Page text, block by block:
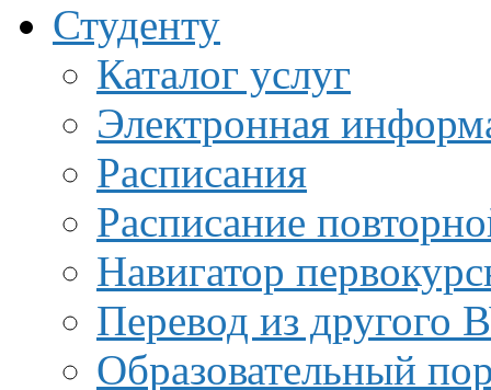
Студенту
Каталог услуг
Электронная
Расписания
Расписание
Навигатор
Перевод из другого
Образовательный